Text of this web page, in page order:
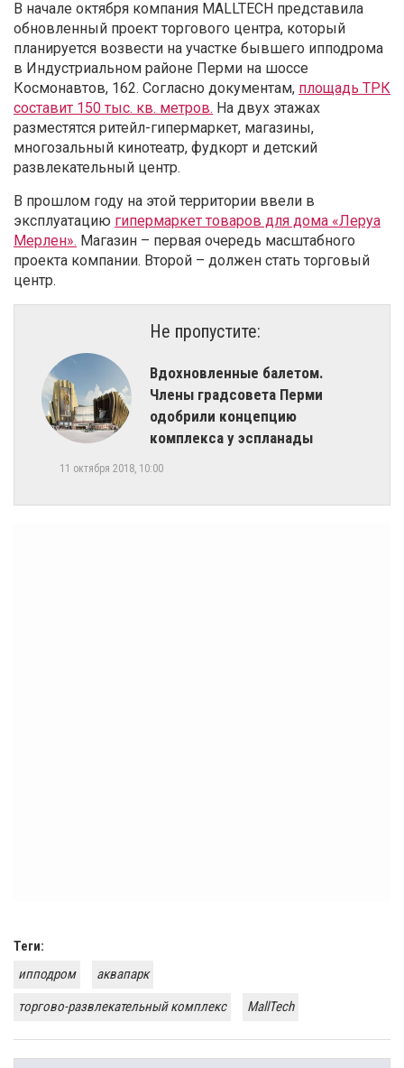
В начале октября компания MALLTECH представила
обновленный проект торгового центра, который
планируется возвести на участке бывшего ипподрома
в Индустриальном районе Перми на шоссе
Космонавтов, 162. Согласно документам, площадь ТРК
составит 150 тыс. кв. метров. На двух этажах
разместятся ритейл-гипермаркет, магазины,
многозальный кинотеатр, фудкорт и детский
развлекательный центр.
В прошлом году на этой территории ввели в
эксплуатацию гипермаркет товаров для дома «Леруа
Мерлен». Магазин – первая очередь масштабного
проекта компании. Второй – должен стать торговый
центр.
Не пропустите:
Вдохновленные балетом.
Члены градсовета Перми
одобрили концепцию
комплекса у эспланады
11 октября 2018, 10:00
Теги:
ипподром
аквапарк
торгово-развлекательный комплекс
MallTech